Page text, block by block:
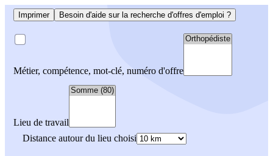
Imprimer Besoin d'aide sur la recherche d'offres d'emploi ?
Métier, compétence, mot-clé, numéro d'offre
Lieu de travail
Distance autour du lieu choisi